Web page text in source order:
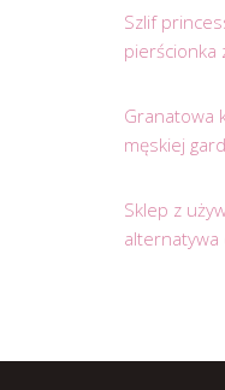
Szlif
pierścionka
Granatowa
męskiej
Sklep z
alternatywa